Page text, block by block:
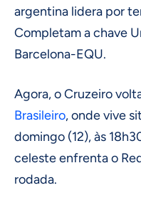
argentina lidera por
Completam a chave
Barcelona-EQU.
Agora, o Cruzeiro
Brasileiro, onde vive
domingo (12), às
celeste enfrenta o
rodada.